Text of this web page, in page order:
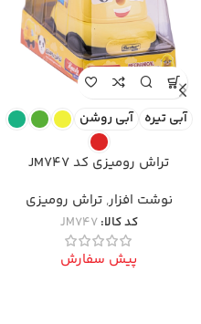
آبی تیره آبی روشن
تراش رومیزی کد JM747
نوشت افزار,تراش رومیزی
کد کالا:JM747
پیش سفارش